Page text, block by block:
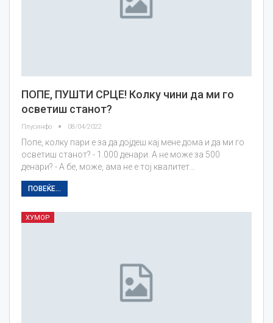
ПОПЕ, ПУШТИ СРЦЕ! Колку чини да ми го
осветиш станот?
Плусинфо 08/04/2022
Попе, колку пари е за да дојдеш кај мене дома и да ми го
осветиш станот? - 1.000 денари. А не може за 500
денари? - А бе, може, ама не е тој квалитет...
ПОВЕЌЕ...
ХУМОР